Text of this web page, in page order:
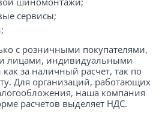
сервисы;
с розничными покупателями,
лицами, индивидуальными
за наличный расчет, так по
Для организаций, работающих
наша компания
расчетов выделяет НДС.